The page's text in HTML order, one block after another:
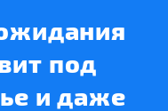
под
и даже